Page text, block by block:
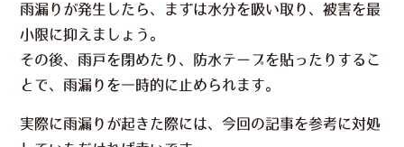
雨漏りが発生したら、まずは水分を吸い取り、被害を最
小限に抑えましょう。
その後、雨戸を閉めたり、防水テープを貼ったりするこ
とで、雨漏りを一時的に止められます。
実際に雨漏りが起きた際には、今回の記事を参考に対処